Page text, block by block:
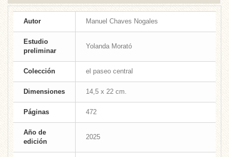
Autor Manuel Chaves Nogales
Estudio
preliminar
Yolanda Morató
Colección el paseo central
Dimensiones 14,5 x 22 cm.
Páginas 472
Año de
edición
2025